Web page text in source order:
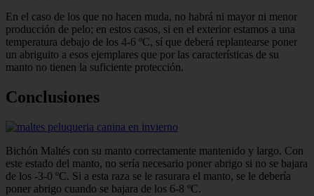
En el caso de los que no hacen muda, no habrá ni mayor ni menor
producción de pelo; en estos casos, si en el exterior estamos a una
temperatura debajo de los 4-6 ºC, sí que deberá replantearse poner
un abriguito a esos ejemplares que por las características de su
manto no tienen la su­ficiente protección.
Conclusiones
Bichón Maltés con su manto correctamente mantenido y largo. Con
este estado del manto, no sería necesario poner abrigo si no se bajara
de los -3-0 ºC. Si a esta raza se le rasurara el manto, se le debería
poner abrigo cuando se bajara de los 6-8 ºC.